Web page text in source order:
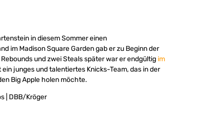
in diesem Sommer einen
im Madison Square Garden gab er zu Beginn der
und zwei Steals später war er endgültig im
junges und talentiertes Knicks-Team, das in der
Big Apple holen möchte.
| DBB/Kröger